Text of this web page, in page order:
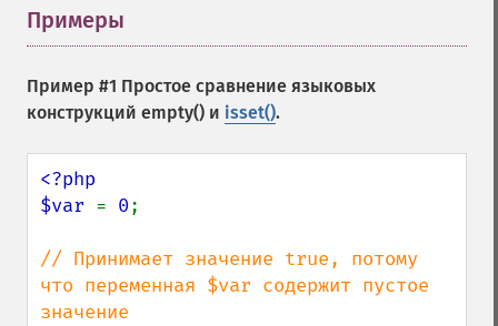
Примеры
Пример #1 Простое сравнение языковых
конструкций empty() и isset().
<?php
$var = 0;
// Принимает значение true, потому
что переменная $var содержит пустое